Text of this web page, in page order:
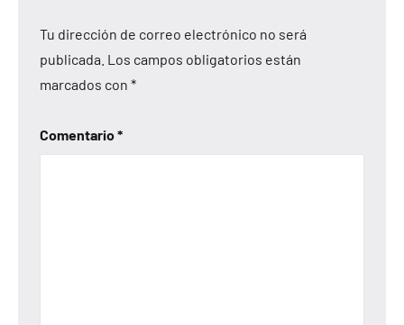
Tu dirección de correo electrónico no será
publicada. Los campos obligatorios están
marcados con *
Comentario*